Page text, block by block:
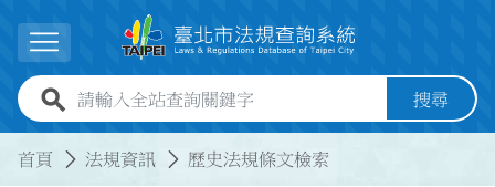
展開選單
全站查詢關鍵字欄位 搜尋
首頁 法規資訊 歷史法規條文檢索